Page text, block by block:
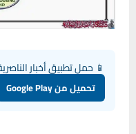
📱 حمل تطبيق أخبار
تحميل من Google Play